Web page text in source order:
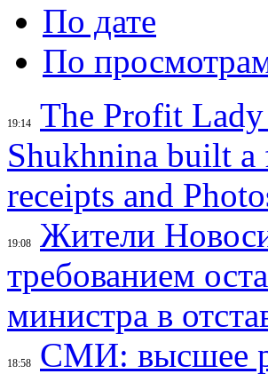
По дате
По
19:14
The Profit
Shukhnina built a
receipts and
19:08
Жители
требованием
министра в
18:58
СМИ: высшее